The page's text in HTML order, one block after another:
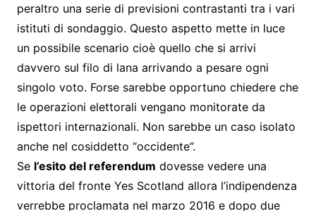
peraltro una serie di previsioni contrastanti tra i vari
istituti di sondaggio. Questo aspetto mette in luce
un possibile scenario cioè quello che si arrivi
davvero sul filo di lana arrivando a pesare ogni
singolo voto. Forse sarebbe opportuno chiedere che
le operazioni elettorali vengano monitorate da
ispettori internazionali. Non sarebbe un caso isolato
anche nel cosiddetto “occidente”.
Se l’esito del referendum dovesse vedere una
vittoria del fronte Yes Scotland allora l’indipendenza
verrebbe proclamata nel marzo 2016 e dopo due